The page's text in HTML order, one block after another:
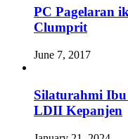
PC Pagelaran
Clumprit
June 7, 2017
Silaturahmi Ibu
LDII Kepanjen